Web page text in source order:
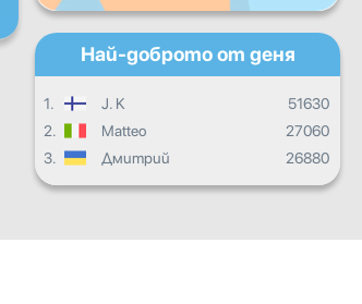
Най-доброто от деня
1. J. K
51630
2.
Matteo
27060
3.
Дмитрий 26880